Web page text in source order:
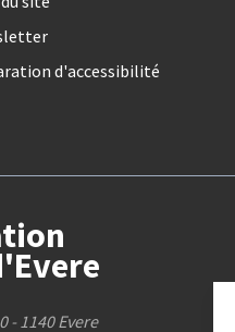
d'accessibilité
- 1140 Evere